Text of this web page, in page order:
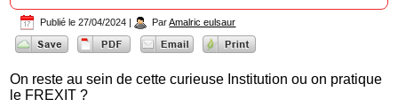
Publié le 27/04/2024 | Par Amalric eulsaur
On reste au sein de cette curieuse Institution ou on pratique
le FREXIT ?